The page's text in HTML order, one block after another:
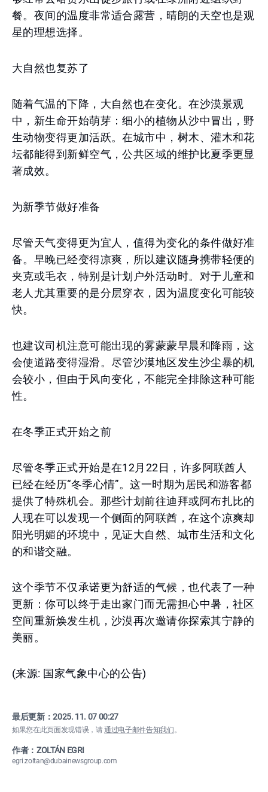
餐。夜间的温度非常适合露营，晴朗的天空也是观
星的理想选择。
大自然也复苏了
随着气温的下降，大自然也在变化。在沙漠景观
中，新生命开始萌芽：细小的植物从沙中冒出，野
生动物变得更加活跃。在城市中，树木、灌木和花
坛都能得到新鲜空气，公共区域的维护比夏季更显
著成效。
为新季节做好准备
尽管天气变得更为宜人，值得为变化的条件做好准
备。早晚已经变得凉爽，所以建议随身携带轻便的
夹克或毛衣，特别是计划户外活动时。对于儿童和
老人尤其重要的是分层穿衣，因为温度变化可能较
快。
也建议司机注意可能出现的雾蒙蒙早晨和降雨，这
会使道路变得湿滑。尽管沙漠地区发生沙尘暴的机
会较小，但由于风向变化，不能完全排除这种可能
性。
在冬季正式开始之前
尽管冬季正式开始是在12月22日，许多阿联酋人
已经在经历“冬季心情”。这一时期为居民和游客都
提供了特殊机会。那些计划前往迪拜或阿布扎比的
人现在可以发现一个侧面的阿联酋，在这个凉爽却
阳光明媚的环境中，见证大自然、城市生活和文化
的和谐交融。
这个季节不仅承诺更为舒适的气候，也代表了一种
更新：你可以终于走出家门而无需担心中暑，社区
空间重新焕发生机，沙漠再次邀请你探索其宁静的
美丽。
(来源: 国家气象中心的公告)
最后更新：2025. 11. 07 00:27
如果您在此页面发现错误，请通过电子邮件告知我们。
作者：ZOLTÁN EGRI
egri.zoltan@dubainewsgroup.com